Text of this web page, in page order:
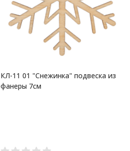
КЛ-11 01 "Снежинка" подвеска из
фанеры 7см